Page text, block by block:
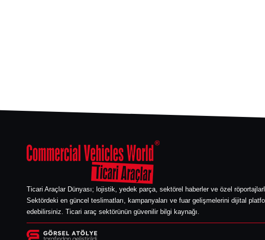
Ticari Araçlar Dünyası; lojistik, yedek parça, sektörel haberler ve özel
Sektördeki en güncel teslimatları, kampanyaları ve fuar gelişmelerini dijital
edebilirsiniz. Ticari araç sektörünün güvenilir bilgi kaynağı.